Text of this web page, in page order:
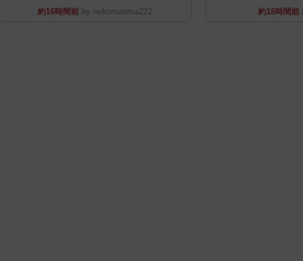
約16時間前 by nekomanma222 約18時間前